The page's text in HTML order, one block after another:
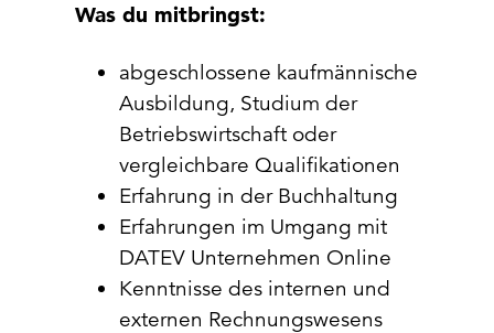
Was du mitbringst:
abgeschlossene kaufmännische
Ausbildung, Studium der
Betriebswirtschaft oder
vergleichbare Qualifikationen
Erfahrung in der Buchhaltung
Erfahrungen im Umgang mit
DATEV Unternehmen Online
Kenntnisse des internen und
externen Rechnungswesens